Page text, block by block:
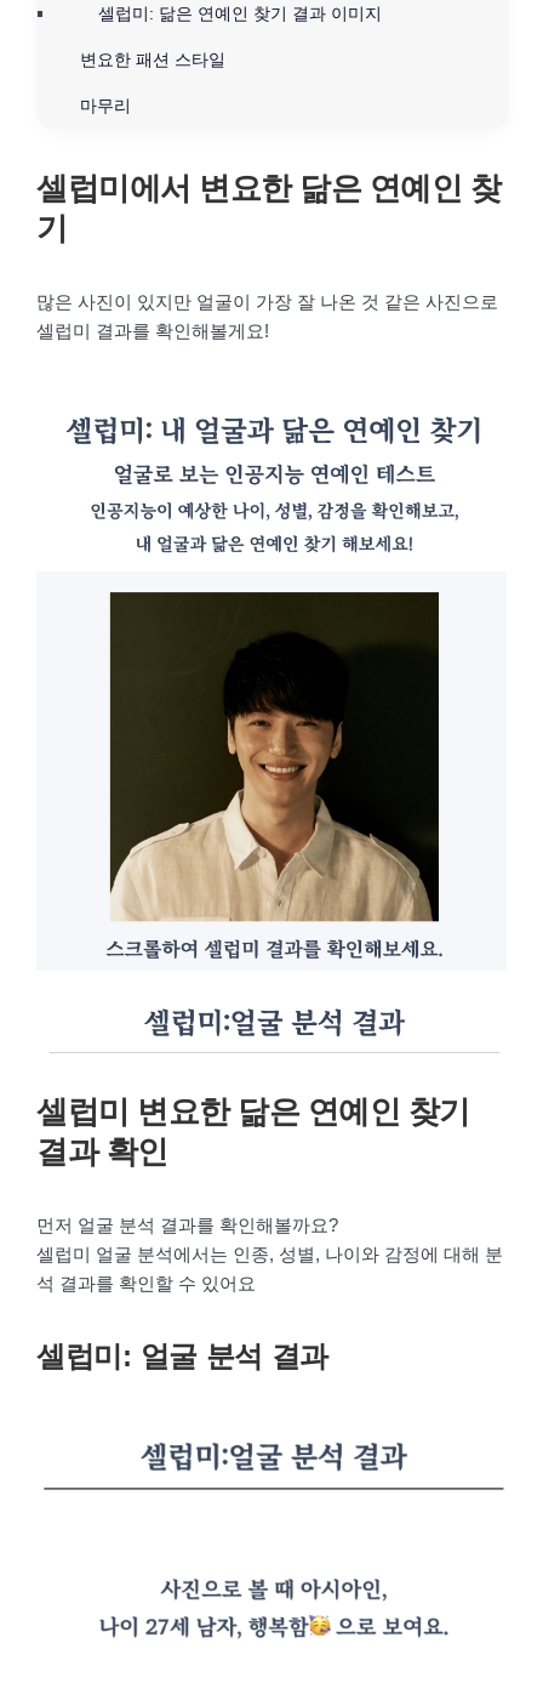
셀럽미: 닮은 연예인 찾기 결과 이미지
변요한 패션 스타일
마무리
셀럽미에서 변요한 닮은 연예인 찾
기
많은 사진이 있지만 얼굴이 가장 잘 나온 것 같은 사진으로
셀럽미 결과를 확인해볼게요!
셀럽미 변요한 닮은 연예인 찾기
결과 확인
먼저 얼굴 분석 결과를 확인해볼까요?
셀럽미 얼굴 분석에서는 인종, 성별, 나이와 감정에 대해 분
석 결과를 확인할 수 있어요
셀럽미: 얼굴 분석 결과